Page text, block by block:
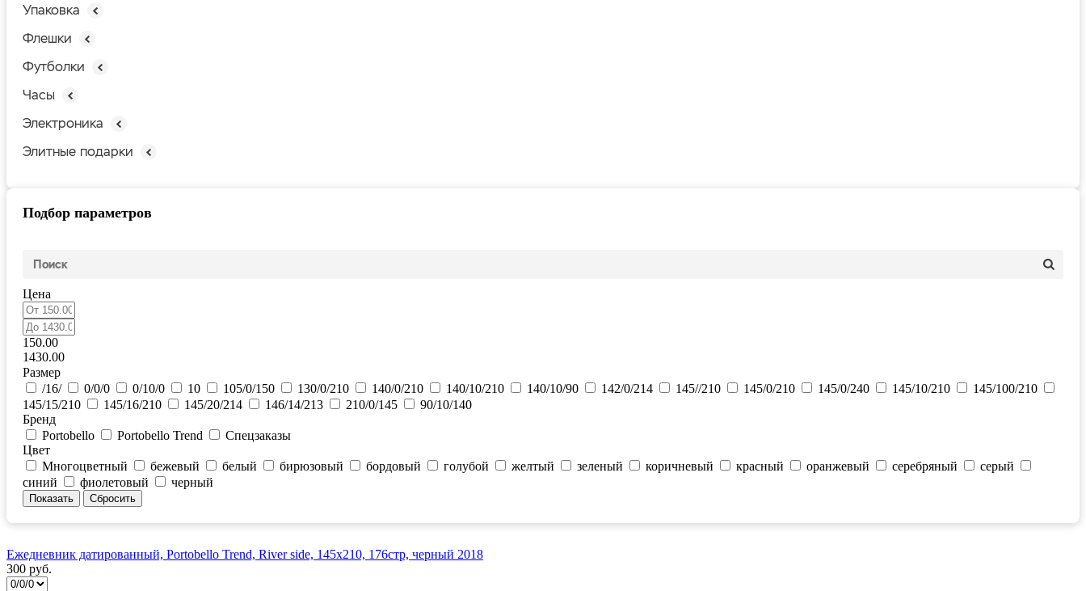
Упаковка
Флешки
Футболки
Часы
Электроника
Элитные подарки
Подбор параметров
Цена
150.00
1430.00
Размер
/16/
0/0/0 0/10/0 10 105/0/150 130/0/210 140/0/210 140/10/210 140/10/90 142/0/214 145//210 145/0/210 145/0/240 145/10/210
145/100/210
145/15/210
145/16/210 145/20/214 146/14/213 210/0/145
90/10/140
Бренд
Portobello
Portobello Trend
Спецзаказы
Цвет
Многоцветный
бежевый белый бирюзовый бордовый голубой желтый зеленый коричневый красный оранжевый серебряный
серый
синий
фиолетовый черный
Ежедневник датированный, Portobello Trend, River side, 145х210, 176стр, черный 2018
300 руб.